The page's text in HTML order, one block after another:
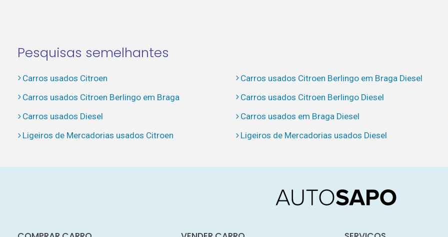
Pesquisas semelhantes
Carros usados Citroen Carros usados Citroen Berlingo em Braga Diesel
Carros usados Citroen Berlingo em Braga
Carros usados Citroen Berlingo Diesel
Carros usados Diesel
Carros usados em Braga Diesel
Ligeiros de Mercadorias usados Citroen
Ligeiros de Mercadorias usados Diesel